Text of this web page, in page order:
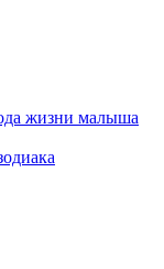
жизни малыша